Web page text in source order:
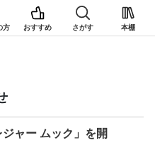
方 おすすめ さがす 本棚
ャー ムック」を開